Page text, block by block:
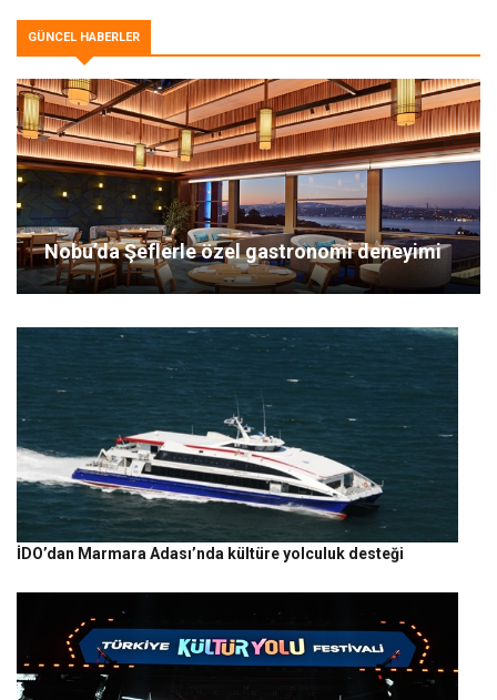
GÜNCEL HABERLER
Nobu’da Şeflerle özel gastronomi deneyimi
İDO’dan Marmara Adası’nda kültüre yolculuk desteği